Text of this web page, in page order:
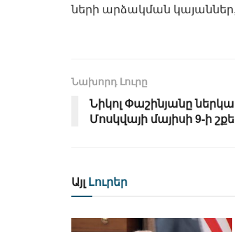
ների արձակման
Նախորդ Լուրը
Նիկոլ Փաշինյանը ներկա
Մոսկվայի մայիսի 9-ի
Այլ Լուրեր